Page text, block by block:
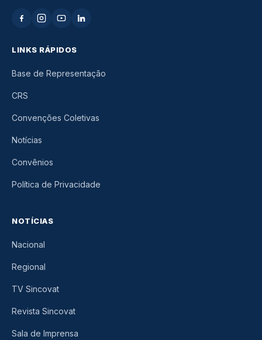
LINKS RÁPIDOS
Base de Representação
CRS
Convenções Coletivas
Notícias
Convênios
Política de Privacidade
NOTÍCIAS
Nacional
Regional
TV Sincovat
Revista Sincovat
Sala de Imprensa